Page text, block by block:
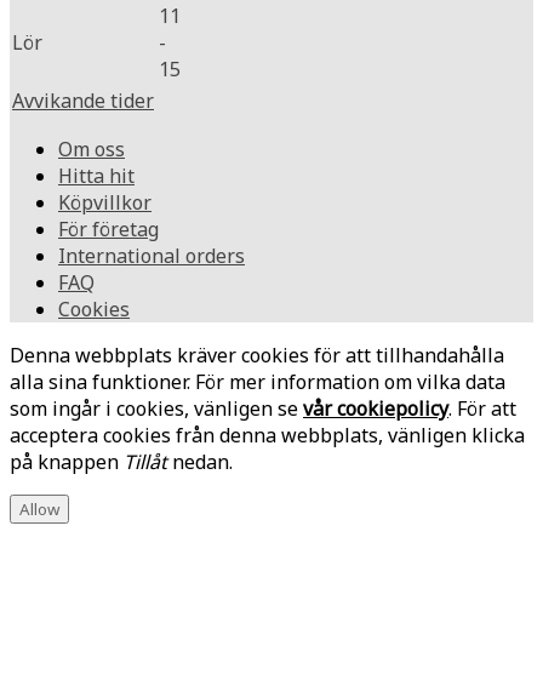
Lör
11
-
15
Avvikande tider
Om oss
Hitta hit
Köpvillkor
För företag
International orders
FAQ
Cookies
Denna webbplats kräver cookies för att tillhandahålla
alla sina funktioner. För mer information om vilka data
som ingår i cookies, vänligen sevår cookiepolicy. För att
acceptera cookies från denna webbplats, vänligen klicka
på knappen Tillåtnedan.
Allow